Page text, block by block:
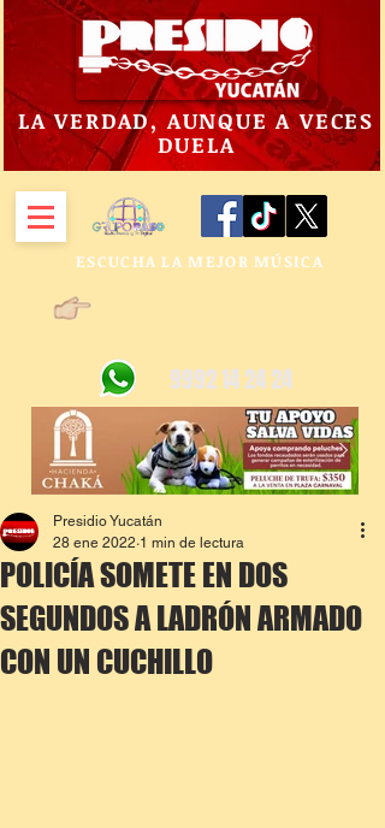
LA VERDAD, AUNQUE A VECES
DUELA
ESCUCHA LA MEJOR MÚSICA
9992 14 24 24
POLICÍA SOMETE EN DOS
SEGUNDOS A LADRÓN ARMADO
CON UN CUCHILLO
Presidio Yucatán
28 ene 2022 1 min de lectura